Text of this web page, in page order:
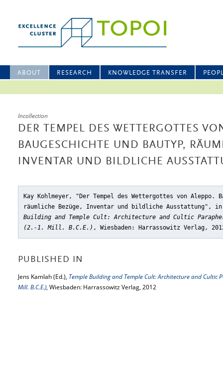
ABOUT RESEARCH KNOWLEDGE TRANSFER
Incollection
DER TEMPEL DES WETTERGOTTES
BAUGESCHICHTE UND BAUTYP,
INVENTAR UND BILDLICHE
Kay Kohlmeyer, "Der Tempel des Wettergottes von Aleppo.
räumliche Bezüge, Inventar und bildliche Ausstattung" ,
Building and Temple Cult: Architecture and Cultic
(2.-1. Mill. B.C.E.) , Wiesbaden: Harrassowitz Verlag,
PUBLISHED IN
Jens Kamlah (Ed.), Temple Building and Temple Cult: Architecture and Cultic
Mill. B.C.E.), Wiesbaden: Harrassowitz Verlag, 2012